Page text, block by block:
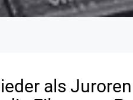
als